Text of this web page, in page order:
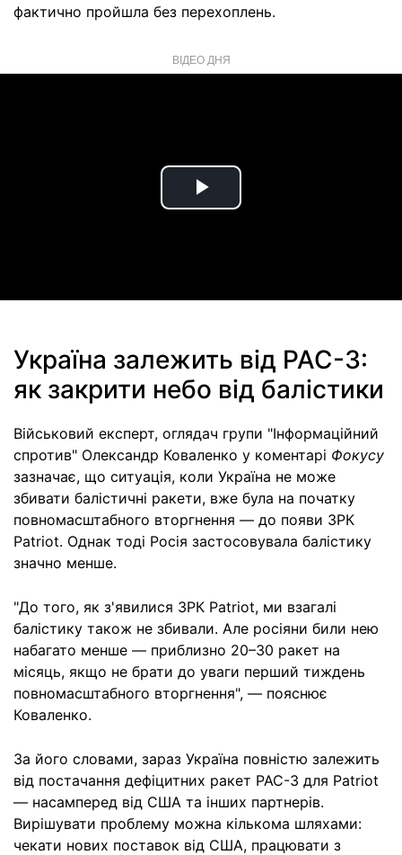
фактично пройшла без перехоплень.
ВІДЕО ДНЯ
Play
Україна залежить від PAC-3:
як закрити небо від балістики
Військовий експерт, оглядач групи "Інформаційний
спротив" Олександр Коваленко у коментарі Фокусу
зазначає, що ситуація, коли Україна не може
збивати балістичні ракети, вже була на початку
повномасштабного вторгнення — до появи ЗРК
Patriot. Однак тоді Росія застосовувала балістику
значно менше.
"До того, як з'явилися ЗРК Patriot, ми взагалі
балістику також не збивали. Але росіяни били нею
набагато менше — приблизно 20–30 ракет на
місяць, якщо не брати до уваги перший тиждень
повномасштабного вторгнення", — пояснює
Коваленко.
За його словами, зараз Україна повністю залежить
від постачання дефіцитних ракет PAC-3 для Patriot
— насамперед від США та інших партнерів.
Вирішувати проблему можна кількома шляхами:
чекати нових поставок від США, працювати з